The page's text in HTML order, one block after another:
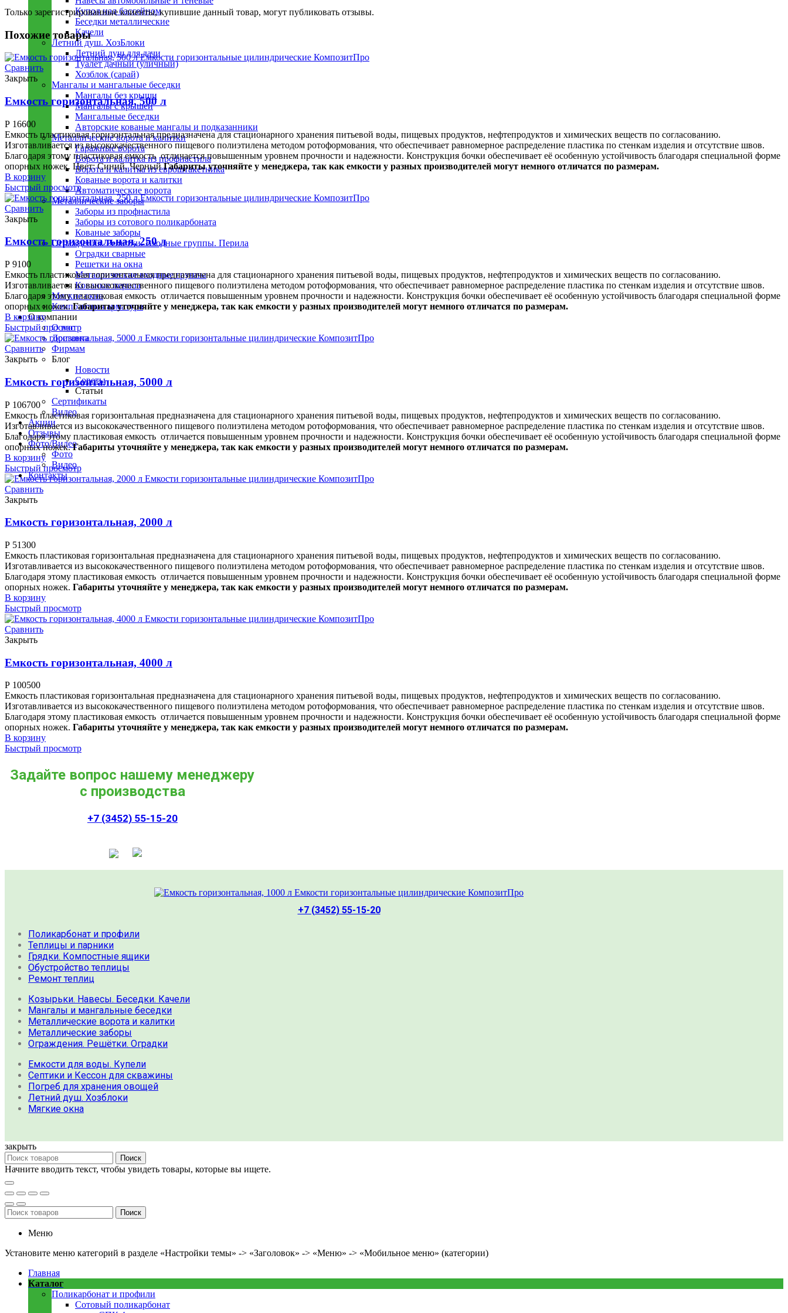
Купол над бассейном
Беседки металлическиe
Качели
Летний душ. ХозБлоки
Летний душ для дачи
Туалет дачный (уличный)
Хозблок (сарай)
Мангалы и мангальные беседки
Мангалы без крыши
Мангалы с крышей
Мангальные беседки
Авторские кованые мангалы и подказанники
Металлическиe ворота и калитки
Гаражные ворота
Ворота и калитка из профнастила
Ворота и калитка из евроштакетника
Кованые ворота и калитки
Автоматические ворота
Металлическиe заборы
Заборы из профнастила
Заборы из сотового поликарбоната
Кованые заборы
Ограждения. Решётки. Входные группы. Перила
Оградки сварные
Решетки на окна
Металлические входные группы
Кованые перила
Мягкие окна
Композитная арматура
О компании
О нас
Доставка
Фирмам
Блог
Новости
Советы
Статьи
Сертификаты
Видео
Акции
Отзывы
Фото/Видео
Фото
Видео
Контакты
Только зарегистрированные клиенты, купившие данный товар, могут публиковать отзывы.
Похожие товары
Сравнить
Закрыть
Емкость горизонтальная, 500 л
Р 16600
Емкость пластиковая горизонтальная предназначена для стационарного хранения питьевой воды, пищевых продуктов, нефтепродуктов и химических веществ по согласованию.
Изготавливается из высококачественного пищевого полиэтилена методом ротоформования, что обеспечивает равномерное распределение пластика по стенкам изделия и отсутствие швов.
Благодаря этому пластиковая емкость отличается повышенным уровнем прочности и надежности. Конструкция бочки обеспечивает её особенную устойчивость благодаря специальной форме
опорных ножек. Цвет: Синий, ЧерныйГабариты уточняйте у менеджера, так как емкости у разных производителей могут немного отличатся по размерам.
В корзину
Быстрый просмотр
Сравнить
Закрыть
Емкость горизонтальная, 250 л
Р 9100
Емкость пластиковая горизонтальная предназначена для стационарного хранения питьевой воды, пищевых продуктов, нефтепродуктов и химических веществ по согласованию.
Изготавливается из высококачественного пищевого полиэтилена методом ротоформования, что обеспечивает равномерное распределение пластика по стенкам изделия и отсутствие швов.
Благодаря этому пластиковая емкость отличается повышенным уровнем прочности и надежности. Конструкция бочки обеспечивает её особенную устойчивость благодаря специальной форме
опорных ножек.Габариты уточняйте у менеджера, так как емкости у разных производителей могут немного отличатся по размерам.
В корзину
Быстрый просмотр
Сравнить
Закрыть
Емкость горизонтальная, 5000 л
Р 106700
Емкость пластиковая горизонтальная предназначена для стационарного хранения питьевой воды, пищевых продуктов, нефтепродуктов и химических веществ по согласованию.
Изготавливается из высококачественного пищевого полиэтилена методом ротоформования, что обеспечивает равномерное распределение пластика по стенкам изделия и отсутствие швов.
Благодаря этому пластиковая емкость отличается повышенным уровнем прочности и надежности. Конструкция бочки обеспечивает её особенную устойчивость благодаря специальной форме
опорных ножек.Габариты уточняйте у менеджера, так как емкости у разных производителей могут немного отличатся по размерам.
В корзину
Быстрый просмотр
Сравнить
Закрыть
Емкость горизонтальная, 2000 л
Р 51300
Емкость пластиковая горизонтальная предназначена для стационарного хранения питьевой воды, пищевых продуктов, нефтепродуктов и химических веществ по согласованию.
Изготавливается из высококачественного пищевого полиэтилена методом ротоформования, что обеспечивает равномерное распределение пластика по стенкам изделия и отсутствие швов.
Благодаря этому пластиковая емкость отличается повышенным уровнем прочности и надежности. Конструкция бочки обеспечивает её особенную устойчивость благодаря специальной форме
опорных ножек. Габариты уточняйте у менеджера, так как емкости у разных производителей могут немного отличатся по размерам.
В корзину
Быстрый просмотр
Сравнить
Закрыть
Емкость горизонтальная, 4000 л
Р 100500
Емкость пластиковая горизонтальная предназначена для стационарного хранения питьевой воды, пищевых продуктов, нефтепродуктов и химических веществ по согласованию.
Изготавливается из высококачественного пищевого полиэтилена методом ротоформования, что обеспечивает равномерное распределение пластика по стенкам изделия и отсутствие швов.
Благодаря этому пластиковая емкость отличается повышенным уровнем прочности и надежности. Конструкция бочки обеспечивает её особенную устойчивость благодаря специальной форме
опорных ножек. Габариты уточняйте у менеджера, так как емкости у разных производителей могут немного отличатся по размерам.
В корзину
Быстрый просмотр
Задайте вопрос нашему менеджеру
с производства
+7 (3452) 55-15-20
+7 (3452) 55-15-20
Поликарбонат и профили
Теплицы и парники
Грядки. Компостные ящики
Обустройство теплицы
Ремонт теплиц
Козырьки. Навесы. Беседки. Качели
Мангалы и мангальные беседки
Металлические ворота и калитки
Металлические заборы
Ограждения. Решётки. Оградки
Емкости для воды. Купели
Септики и Кессон для скважины
Погреб для хранения овощей
Летний душ. Хозблоки
Мягкие окна
закрыть
Поиск
Начните вводить текст, чтобы увидеть товары, которые вы ищете.
Поиск
Меню
Установите меню категорий в разделе «Настройки темы» -> «Заголовок» -> «Меню» -> «Мобильное меню» (категории)
Главная
Каталог
Поликарбонат и профили
Сотовый поликарбонат